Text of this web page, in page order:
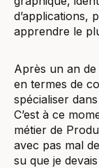
d’applications,
apprendre le
Après un an
en termes de
spécialiser
C’est à ce
métier de
avec pas mal
su que je